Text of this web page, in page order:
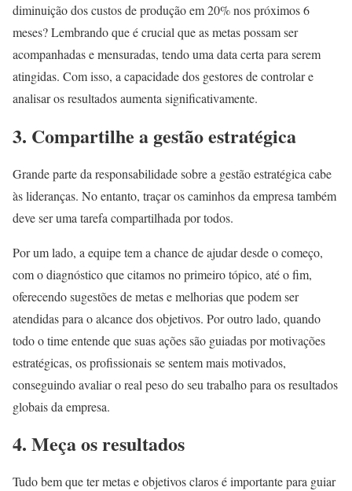
diminuição dos custos de produção em 20% nos próximos 6
meses? Lembrando que é crucial que as metas possam ser
acompanhadas e mensuradas, tendo uma data certa para serem
atingidas. Com isso, a capacidade dos gestores de controlar e
analisar os resultados aumenta significativamente.
3. Compartilhe a gestão estratégica
Grande parte da responsabilidade sobre a gestão estratégica cabe
às lideranças. No entanto, traçar os caminhos da empresa também
deve ser uma tarefa compartilhada por todos.
Por um lado, a equipe tem a chance de ajudar desde o começo,
com o diagnóstico que citamos no primeiro tópico, até o fim,
oferecendo sugestões de metas e melhorias que podem ser
atendidas para o alcance dos objetivos. Por outro lado, quando
todo o time entende que suas ações são guiadas por motivações
estratégicas, os profissionais se sentem mais motivados,
conseguindo avaliar o real peso do seu trabalho para os resultados
globais da empresa.
4. Meça os resultados
Tudo bem que ter metas e objetivos claros é importante para guiar